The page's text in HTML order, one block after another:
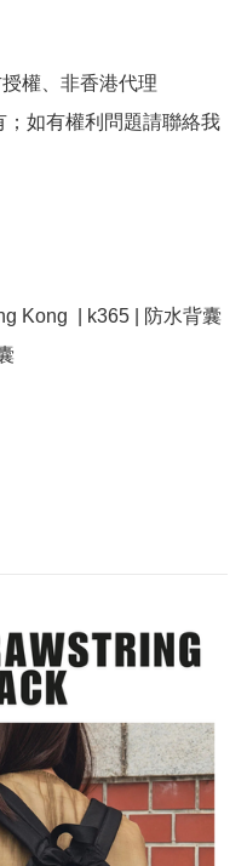
權、非香港代理
如有權利問題請聯絡我
Kong  | k365 | 防水背囊